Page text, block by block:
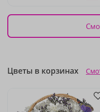
Цветы в корзинах